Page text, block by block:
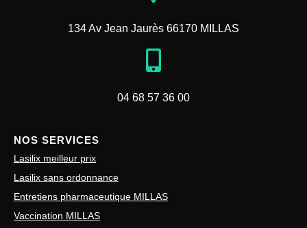
134 Av Jean Jaurès 66170 MILLAS
04 68 57 36 00
NOS SERVICES
Lasilix meilleur prix
Lasilix sans ordonnance
Entretiens pharmaceutique MILLAS
Vaccination MILLAS